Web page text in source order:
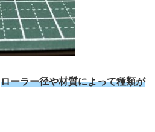
ローラー径や材質によって種類が